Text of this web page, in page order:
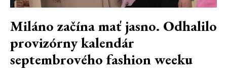
Miláno začína mať jasno. Odhalilo
provizórny kalendár
septembrového fashion weeku